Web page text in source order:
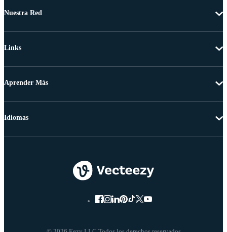
Nuestra Red
Links
Aprender Más
Idiomas